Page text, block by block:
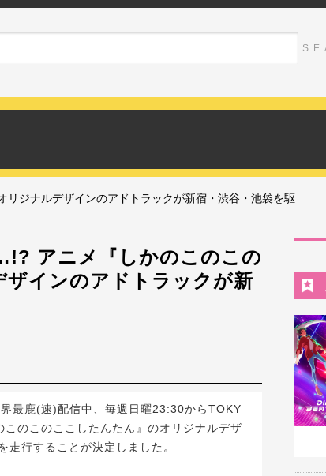
ジナルデザインのアドトラックが新宿・渋谷・池袋を駆
アニメ『しかのこのこの
インのアドトラックが新
最鹿(速)配信中、毎週日曜23:30からTOKY
のこのここしたんたん』のオリジナルデザ
走行することが決定しました。